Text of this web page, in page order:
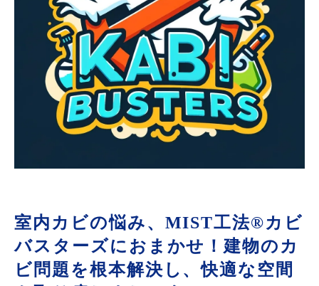
室内カビの悩み、MIST工法®カビ
バスターズにおまかせ！建物のカ
ビ問題を根本解決し、快適な空間